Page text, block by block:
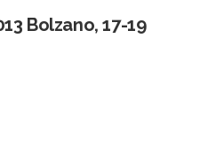
Bolzano, 17-19